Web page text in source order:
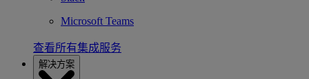
Microsoft Teams
查看所有集成服务
解决方案